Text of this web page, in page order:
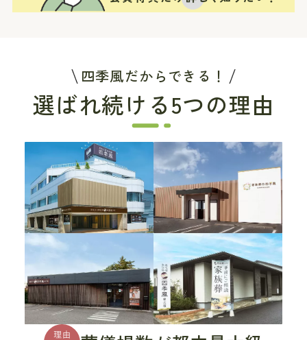
四季風だからできる！
選ばれ続ける5つの理由
理由